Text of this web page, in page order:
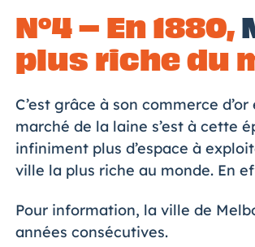
N°4 – En 1880,
plus riche du
C’est grâce à son commerce
marché de la laine s’est à cette
infiniment plus d’espace à
ville la plus riche au monde. En
Pour information, la ville de
années consécutives.